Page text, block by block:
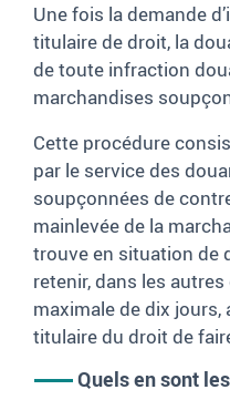
Une fois la demande
titulaire de droit, la
de toute infraction
marchandises
Cette procédure
par le service des
soupçonnées de
mainlevée de la
trouve en situation de
retenir, dans les
maximale de dix
titulaire du droit de
Quels en sont